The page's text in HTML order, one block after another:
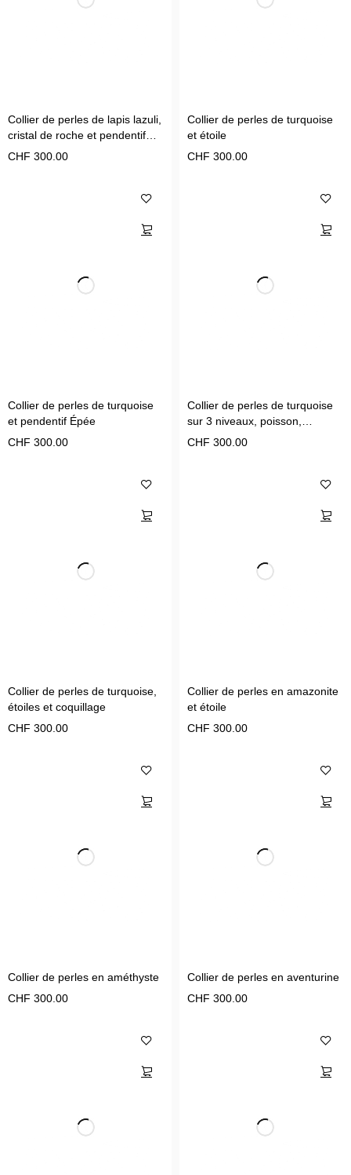
Collier de perles de lapis lazuli,
cristal de roche et pendentif
Épée peint à la main
CHF 300.00
Collier de perles de turquoise
et étoile
CHF 300.00
Collier de perles de turquoise
et pendentif Épée
CHF 300.00
Collier de perles de turquoise
sur 3 niveaux, poisson,
palmier, cactus
CHF 300.00
Collier de perles de turquoise,
étoiles et coquillage
CHF 300.00
Collier de perles en amazonite
et étoile
CHF 300.00
Collier de perles en améthyste
CHF 300.00
Collier de perles en aventurine
CHF 300.00